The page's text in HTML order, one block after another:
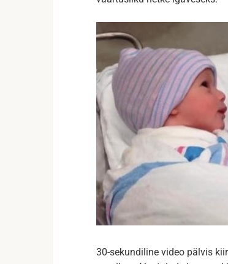
30-sekundiline video pälvis